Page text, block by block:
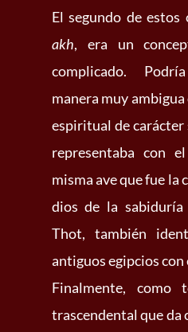
El segundo de estos
akh, era un
complicado.
manera muy
espiritual de carácter
representaba con
misma ave que fue la
dios de la
Thot, también
antiguos egipcios con
Finalmente, como
trascendental que da